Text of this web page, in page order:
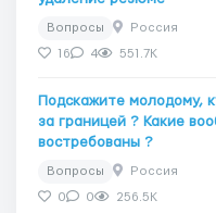
Вопросы Россия
16 4 551.7K
Подскажите молодому,
за границей ? Какие
востребованы ?
Вопросы Россия
0 0 256.5K